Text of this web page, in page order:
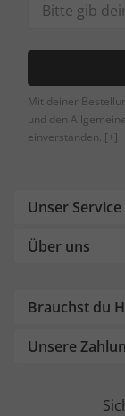
Mit deiner
und den
einverstanden. [+]
Unser Service
Über uns
Brauchst du
Unsere